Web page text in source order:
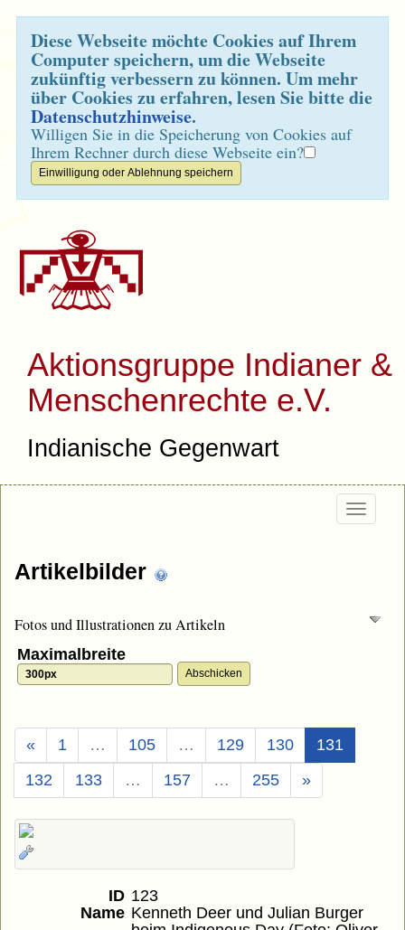
Diese Webseite möchte Cookies auf Ihrem
Computer speichern, um die Webseite
zukünftig verbessern zu können. Um mehr
über Cookies zu erfahren, lesen Sie bitte die
Datenschutzhinweise.
Willigen Sie in die Speicherung von Cookies auf
Ihrem Rechner durch diese Webseite ein?
Aktionsgruppe Indianer &
Menschenrechte e.V.
Indianische Gegenwart
Artikelbilder
Fotos und Illustrationen zu Artikeln
Maximalbreite
« 1 … 105 … 129 130 131
132
133 … 157 … 255 »
ID 123
Name Kenneth Deer und Julian Burger